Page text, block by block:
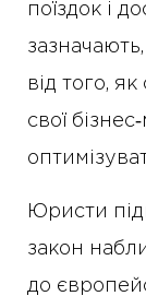
поїздок і
від того,
свої
Юристи
закон
до